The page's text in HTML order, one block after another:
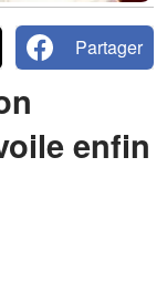
Partager
enfin